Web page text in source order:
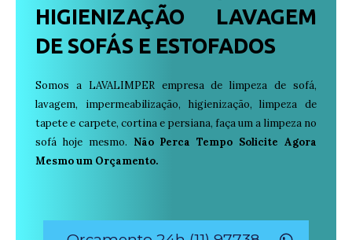
HIGIENIZAÇÃO LAVAGEM
DE SOFÁS E ESTOFADOS
Somos a LAVALIMPER empresa de limpeza de sofá,
lavagem, impermeabilização, higienização, limpeza de
tapete e carpete, cortina e persiana, faça um a limpeza no
sofá hoje mesmo. Não Perca Tempo Solicite Agora
Mesmo um Orçamento.